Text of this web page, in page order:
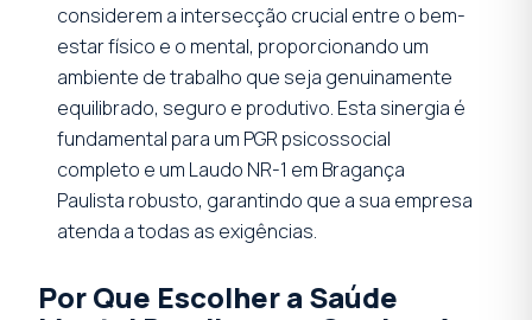
considerem a intersecção crucial entre o bem-
estar físico e o mental, proporcionando um
ambiente de trabalho que seja genuinamente
equilibrado, seguro e produtivo. Esta sinergia é
fundamental para um PGR psicossocial
completo e um Laudo NR-1 em Bragança
Paulista robusto, garantindo que a sua empresa
atenda a todas as exigências.
Por Que Escolher a Saúde